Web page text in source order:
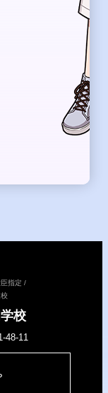
指定 /
校
48-11